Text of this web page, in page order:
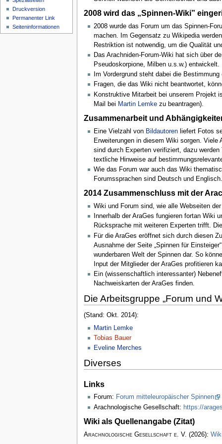
2008 wird das „Spinnen-Wiki”
2008 wurde das Forum um das Spinnen-
machen. Im Gegensatz zu Wikipedia
Restriktion ist notwendig, um die Qualität
Das Arachniden-Forum-Wiki hat sich über
Pseudoskorpione, Milben u.s.w.)
Im Vordergrund steht dabei die
Fragen, die das Wiki nicht beantwortet,
Konstruktive Mitarbeit bei unserem Projekt
Mail bei Martin Lemkezu beantragen).
Zusammenarbeit und
Eine Vielzahl von Bildautorenliefert Fotos
Erweiterungen in diesem Wiki sorgen.
sind durch Experten verifiziert, dazu
textliche Hinweise auf
Wie das Forum war auch das Wiki
Forumssprachen sind Deutsch und Englisch.
2014 Zusammenschluss mit der
Wiki und Forum sind, wie alle Webseiten
Innerhalb der AraGes fungieren fortan Wiki
Rücksprache mit weiteren Experten trifft.
Für die AraGes eröffnet sich durch diesen
Ausnahme der Seite „Spinnen für
wunderbaren Welt der Spinnen dar. So
Input der Mitglieder der AraGes profitieren
Ein (wissenschaftlich interessanter)
Nachweiskarten der AraGes finden.
Die Arbeitsgruppe „Forum und
(Stand: Okt. 2014):
Martin Lemke
Tobias Bauer
Eveline Merches
Diverses
Links
Forum: Forum mitteleuropäischer Spinnen
Arachnologische Gesellschaft: https://
Wiki als Quellenangabe (Zitat)
Arachnologische Gesellschaft e. V. (2026):
Druckversion
Permanenter Link
Seiten­­informationen